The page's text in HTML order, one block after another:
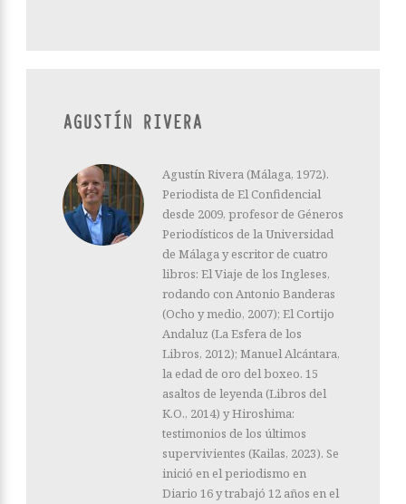
AGUSTÍN RIVERA
Agustín Rivera (Málaga, 1972).
Periodista de El Confidencial
desde 2009, profesor de Géneros
Periodísticos de la Universidad
de Málaga y escritor de cuatro
libros: El Viaje de los Ingleses,
rodando con Antonio Banderas
(Ocho y medio, 2007); El Cortijo
Andaluz (La Esfera de los
Libros, 2012); Manuel Alcántara,
la edad de oro del boxeo. 15
asaltos de leyenda (Libros del
K.O., 2014) y Hiroshima:
testimonios de los últimos
supervivientes (Kailas, 2023). Se
inició en el periodismo en
Diario 16 y trabajó 12 años en el